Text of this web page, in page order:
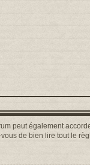
peut également
de bien lire tout le